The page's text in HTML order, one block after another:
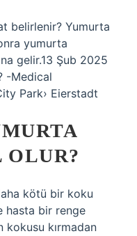
belirlenir? Yumurta
yumurta
gelir.13 Şub 2025
-Medical
Park› Eierstadt
OLUR?
kötü bir koku
hasta bir renge
kokusu kırmadan